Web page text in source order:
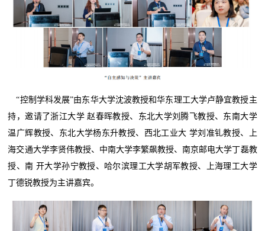
“控制学科发展”由东华大学沈波教授和华东理工大学卢静宜教授主
持，邀请了浙江大学 赵春晖教授、东北大学刘腾飞教授、东南大学
温广辉教授、东北大学杨东升教授、西北工业大 学刘准钆教授、上
海交通大学李贤伟教授、中南大学李繁飙教授、南京邮电大学丁磊教
授、南 开大学孙宁教授、哈尔滨理工大学胡军教授、上海理工大学
丁德锐教授为主讲嘉宾。